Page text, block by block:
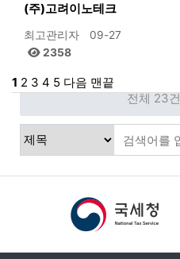
(주)고려이노테크
최고관리자
09-27
2358
1 2 3 4 5 다음 맨끝
전체 23건